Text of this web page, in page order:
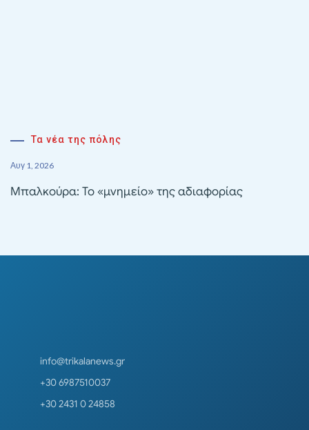
Τα νέα της πόλης
Αυγ 1, 2026
Μπαλκούρα: Το «μνημείο» της αδιαφορίας
info@trikalanews.gr
+30 6987510037
+30 2431 0 24858